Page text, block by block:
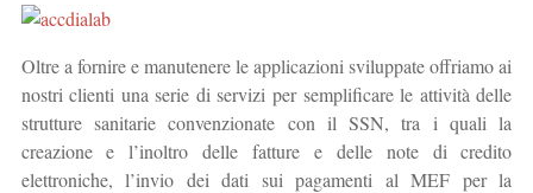
Oltre a fornire e manutenere le applicazioni sviluppate offriamo ai
nostri clienti una serie di servizi per semplificare le attività delle
strutture sanitarie convenzionate con il SSN, tra i quali la
creazione e l’inoltro delle fatture e delle note di credito
elettroniche, l’invio dei dati sui pagamenti al MEF per la